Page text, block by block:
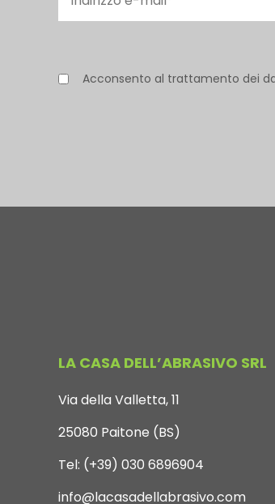
Acconsento al trattamento dei
LA CASA DELL’ABRASIVO SRL
Via della Valletta, 11
25080 Paitone (BS)
Tel: (+39) 030 6896904
info@lacasadellabrasivo.com